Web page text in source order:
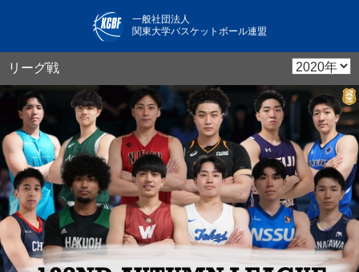
一般社団法人
関東大学バスケットボール連盟
リーグ戦